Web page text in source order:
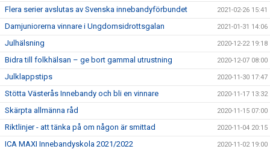
Flera serier avslutas av Svenska innebandyförbundet 2021-02-26 15:41
Damjuniorerna vinnare i Ungdomsidrottsgalan 2021-01-31 14:06
Julhälsning 2020-12-22 19:18
Bidra till folkhälsan – ge bort gammal utrustning 2020-12-07 08:00
Julklappstips 2020-11-30 17:47
Stötta Västerås Innebandy och bli en vinnare 2020-11-17 13:32
Skärpta allmänna råd 2020-11-15 07:00
Riktlinjer - att tänka på om någon är smittad 2020-11-04 20:15
ICA MAXI Innebandyskola 2021/2022 2020-11-02 19:00